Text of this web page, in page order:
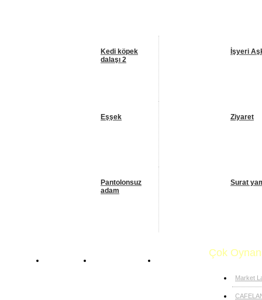
Kedi köpek
dalaşı 2
İşyeri
Eşşek Ziyaret
Pantolonsuz
adam
Surat
Çok
Market